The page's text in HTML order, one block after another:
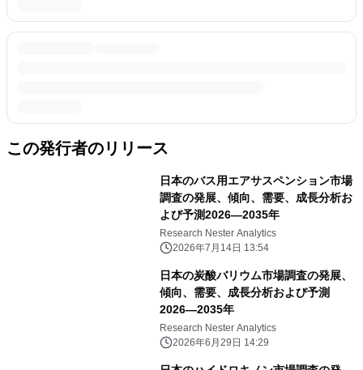
この発行者のリリース
日本のバス用エアサスペンション市場
調査の発展、傾向、需要、成長分析お
よび予測2026―2035年
Research Nester Analytics
2026年7月14日 13:54
日本の炭酸バリウム市場調査の発展、
傾向、需要、成長分析および予測
2026―2035年
Research Nester Analytics
2026年6月29日 14:29